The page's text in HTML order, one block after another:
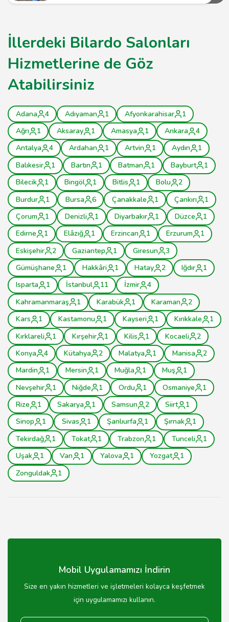
İllerdeki Bilardo Salonları
Hizmetlerine de Göz
Atabilirsiniz
Adana 4 Adıyaman 1 Afyonkarahisar
1
Ağrı
1 Aksaray 1 Amasya 1 Ankara
4
Antalya
4 Ardahan 1 Artvin 1 Aydın
1
Balıkesir
1 Bartın 1 Batman 1 Bayburt
1
Bilecik
1 Bingöl 1 Bitlis 1 Bolu
2
Burdur
1 Bursa 6 Çanakkale 1 Çankırı
1
Çorum
1 Denizli 1 Diyarbakır 1 Düzce
1
Edirne
1 Elâzığ 1 Erzincan 1 Erzurum
1
Eskişehir
2 Gaziantep 1 Giresun
3
Gümüşhane
1 Hakkâri 1 Hatay 2 Iğdır
1
Isparta
1 İstanbul 11 İzmir
4
Kahramanmaraş
1 Karabük 1 Karaman
2
Kars
1 Kastamonu 1 Kayseri 1 Kırıkkale
1
Kırklareli
1 Kırşehir 1 Kilis 1 Kocaeli
2
Konya
4 Kütahya 2 Malatya 1 Manisa
2
Mardin
1 Mersin 1 Muğla 1 Muş
1
Nevşehir
1 Niğde 1 Ordu 1 Osmaniye
1
Rize
1 Sakarya 1 Samsun 2 Siirt
1
Sinop
1 Sivas 1 Şanlıurfa 1 Şırnak
1
Tekirdağ
1 Tokat 1 Trabzon 1 Tunceli
1
Uşak
1 Van 1 Yalova 1 Yozgat
1
Zonguldak
1
Mobil Uygulamamızı İndirin
Size en yakın hizmetleri ve işletmeleri kolayca keşfetmek
için uygulamamızı kullanın.